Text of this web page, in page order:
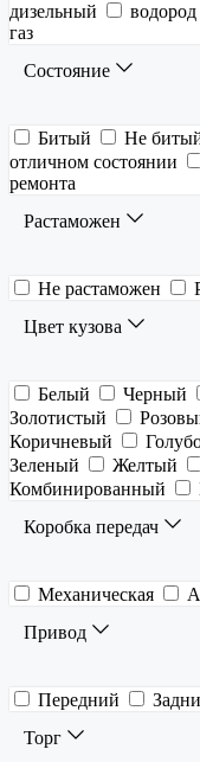
дизельный
водород
газ
Состояние
Битый Не
отличном состоянии
ремонта
Растаможен
Не растаможен
Цвет кузова
Белый Черный
Золотистый
Коричневый
Зеленый
Желтый
Комбинированный
Коробка передач
Механическая
Привод
Передний
Торг